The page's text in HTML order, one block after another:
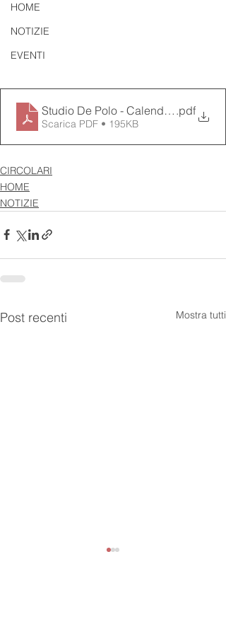
HOME
NOTIZIE
EVENTI
Studio De Polo - Calendarul zilelor
.pdf
Scarica PDF • 195KB
CIRCOLARI
HOME
NOTIZIE
Post recenti Mostra tutti